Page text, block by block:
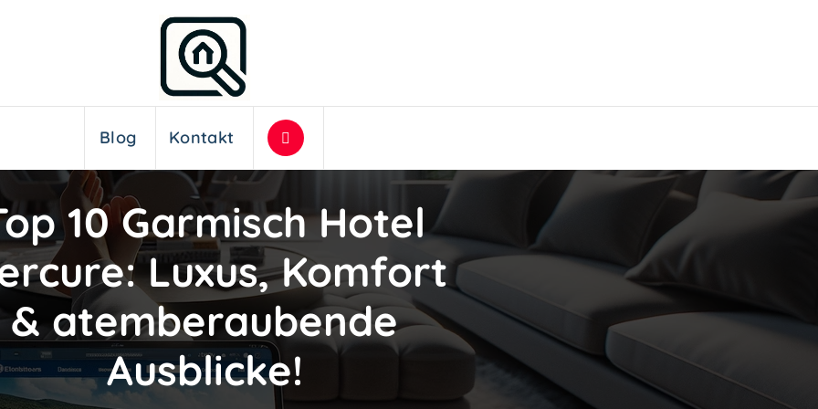
Blog Kontakt
10 Garmisch Hotel
Luxus, Komfort
& atemberaubende
Ausblicke!